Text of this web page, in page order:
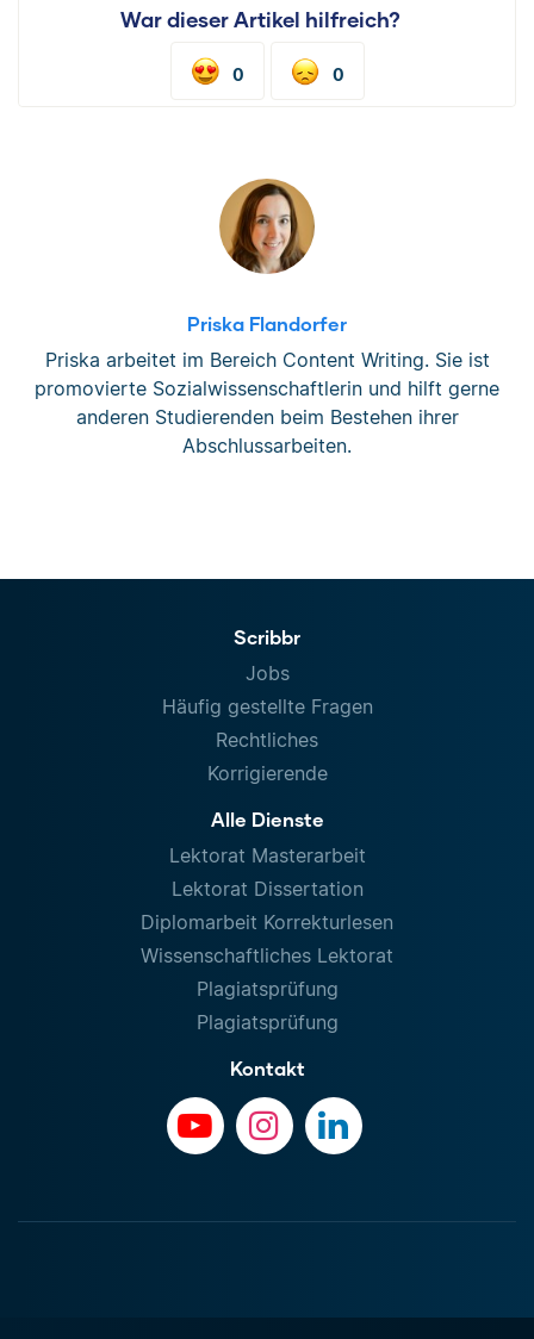
War dieser Artikel hilfreich?
0 0
Priska Flandorfer
Priska arbeitet im Bereich Content Writing. Sie ist
promovierte Sozialwissenschaftlerin und hilft gerne
anderen Studierenden beim Bestehen ihrer
Abschlussarbeiten.
Scribbr
Jobs
Häufig gestellte Fragen
Rechtliches
Korrigierende
Alle Dienste
Lektorat Masterarbeit
Lektorat Dissertation
Diplomarbeit Korrekturlesen
Wissenschaftliches Lektorat
Plagiatsprüfung
Plagiatsprüfung
Kontakt